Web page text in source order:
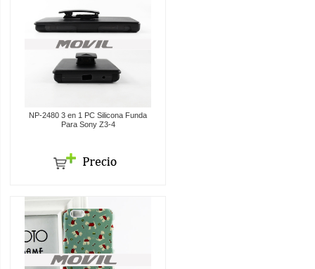
NP-2480 3 en 1 PC Silicona Funda
Para Sony Z3-4